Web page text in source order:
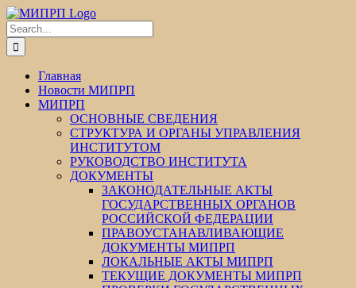
Skip
to
content
Facebook
Twitter
Instagram
Pinterest
Search
for:
Главная
Новости МИПРП
МИПРП
ОСНОВНЫЕ СВЕДЕНИЯ
СТРУКТУРА И ОРГАНЫ УПРАВЛЕНИЯ
ИНСТИТУТОМ
РУКОВОДСТВО ИНСТИТУТА
ДОКУМЕНТЫ
ЗАКОНОДАТЕЛЬНЫЕ АКТЫ
ГОСУДАРСТВЕННЫХ ОРГАНОВ
РОССИЙСКОЙ ФЕДЕРАЦИИ
ПРАВОУСТАНАВЛИВАЮЩИЕ
ДОКУМЕНТЫ МИПРП
ЛОКАЛЬНЫЕ АКТЫ МИПРП
ТЕКУЩИЕ ДОКУМЕНТЫ МИПРП